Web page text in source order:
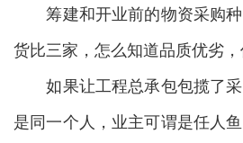
筹建和开业前的物资采购种
货比三家，怎么知道品质优劣，
如果让工程总承包包揽了采
是同一个人，业主可谓是任人